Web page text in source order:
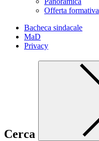
Offerta formativa
Bacheca sindacale
MaD
Privacy
Cerca